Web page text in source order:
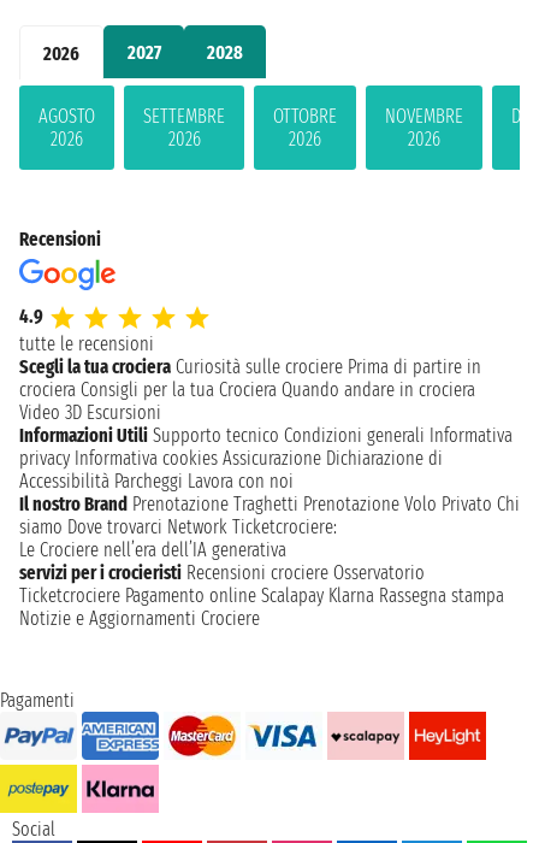
2026 2027 2028
AGOSTO
2026
SETTEMBRE
2026
OTTOBRE
2026
NOVEMBRE
2026
Recensioni
4.9
tutte le recensioni
Scegli la tua crociera Curiosità sulle crociere Prima di partire in
crociera Consigli per la tua Crociera Quando andare in crociera
Video 3D Escursioni
Informazioni Utili Supporto tecnico Condizioni generali Informativa
privacy Informativa cookies Assicurazione Dichiarazione di
Accessibilità Parcheggi Lavora con noi
Il nostro Brand Prenotazione Traghetti Prenotazione Volo Privato Chi
siamo Dove trovarci Network Ticketcrociere:
Le Crociere nell’era dell’IA generativa
servizi per i crocieristi Recensioni crociere Osservatorio
Ticketcrociere Pagamento online Scalapay Klarna Rassegna stampa
Notizie e Aggiornamenti Crociere
Pagamenti
Social